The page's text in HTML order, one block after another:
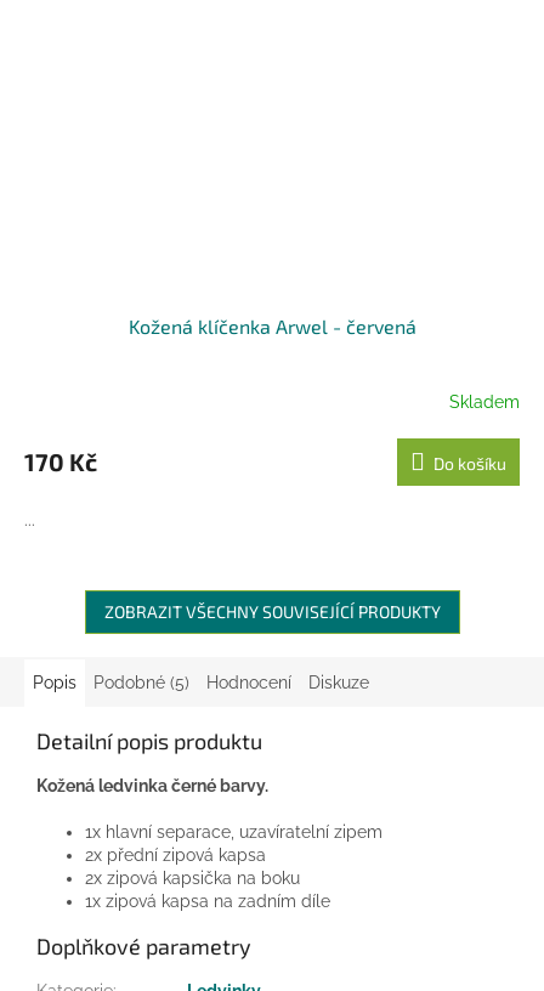
Kožená klíčenka Arwel - červená
Skladem
170 Kč Do košíku
...
ZOBRAZIT VŠECHNY SOUVISEJÍCÍ PRODUKTY
Popis Podobné (5) Hodnocení Diskuze
Detailní popis produktu
Kožená ledvinka černé barvy.
1x hlavní separace, uzavíratelní zipem
2x přední zipová kapsa
2x zipová kapsička na boku
1x zipová kapsa na zadním díle
Doplňkové parametry